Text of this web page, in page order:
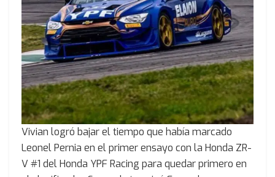
Vivian logró bajar el tiempo que había marcado
Leonel Pernia en el primer ensayo con la Honda ZR-
V #1 del Honda YPF Racing para quedar primero en